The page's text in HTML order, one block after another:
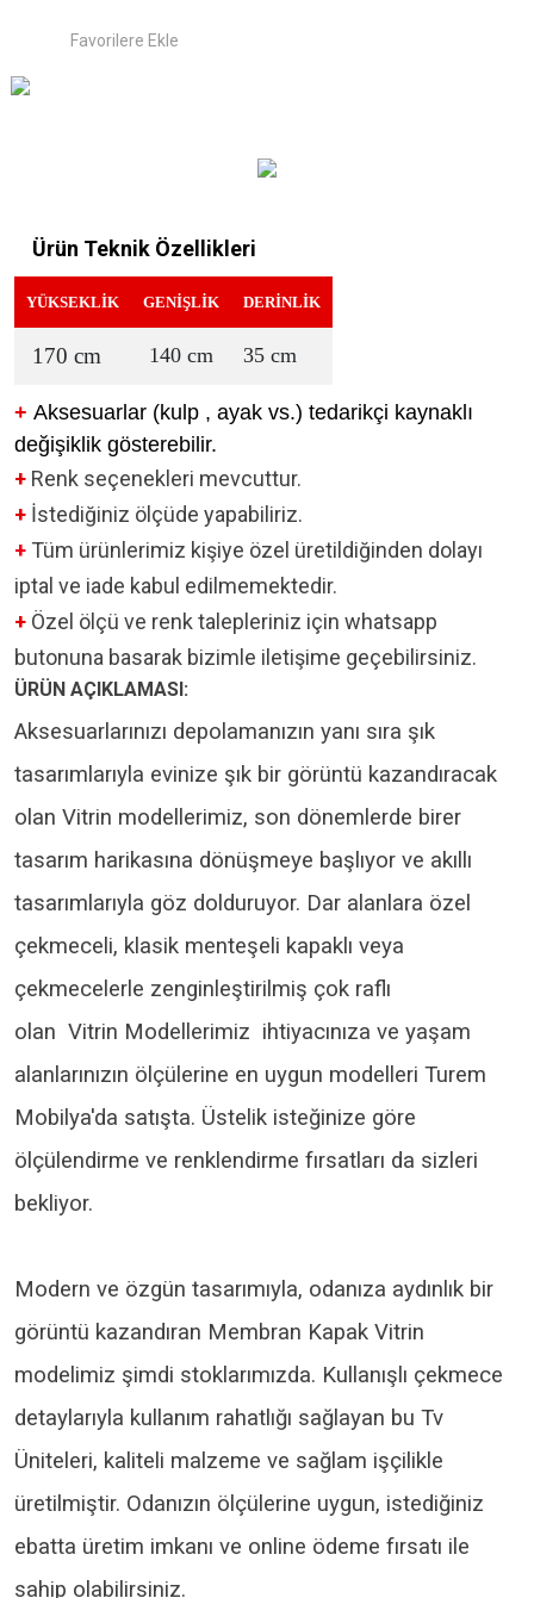
Ürün Teknik Özellikleri
YÜKSEKLİK GENİŞLİK DERİNLİK
170 cm 140 cm 35 cm
+ Aksesuarlar (kulp , ayak vs.) tedarikçi kaynaklı
değişiklik gösterebilir.
+ Renk seçenekleri mevcuttur.
+ İstediğiniz ölçüde yapabiliriz.
+ Tüm ürünlerimiz kişiye özel üretildiğinden dolayı
iptal ve iade kabul edilmemektedir.
+ Özel ölçü ve renk talepleriniz için whatsapp
butonuna basarak bizimle iletişime geçebilirsiniz.
ÜRÜN AÇIKLAMASI:
Aksesuarlarınızı depolamanızın yanı sıra şık
tasarımlarıyla evinize şık bir görüntü kazandıracak
olan Vitrin modellerimiz, son dönemlerde birer
tasarım harikasına dönüşmeye başlıyor ve akıllı
tasarımlarıyla göz dolduruyor. Dar alanlara özel
çekmeceli, klasik menteşeli kapaklı veya
çekmecelerle zenginleştirilmiş çok raflı
olan Vitrin Modellerimiz ihtiyacınıza ve yaşam
alanlarınızın ölçülerine en uygun modelleri Turem
Mobilya'da satışta. Üstelik isteğinize göre
ölçülendirme ve renklendirme fırsatları da sizleri
bekliyor.
Modern ve özgün tasarımıyla, odanıza aydınlık bir
görüntü kazandıran Membran Kapak Vitrin
modelimiz şimdi stoklarımızda. Kullanışlı çekmece
detaylarıyla kullanım rahatlığı sağlayan bu Tv
Üniteleri, kaliteli malzeme ve sağlam işçilikle
üretilmiştir. Odanızın ölçülerine uygun, istediğiniz
ebatta üretim imkanı ve online ödeme fırsatı ile
sahip olabilirsiniz.